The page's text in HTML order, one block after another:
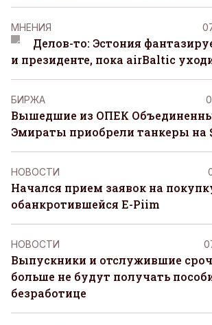
MНЕНИЯ
Делов-то: Эстония
и президенте, пока airBaltic
БИРЖА
Вышедшие из ОПЕК
Эмираты приобрели танкеры на
НОВОСТИ
Начался прием заявок на
обанкротившейся E-Piim
НОВОСТИ
Выпускники и отслужившие
больше не будут получать
безработице